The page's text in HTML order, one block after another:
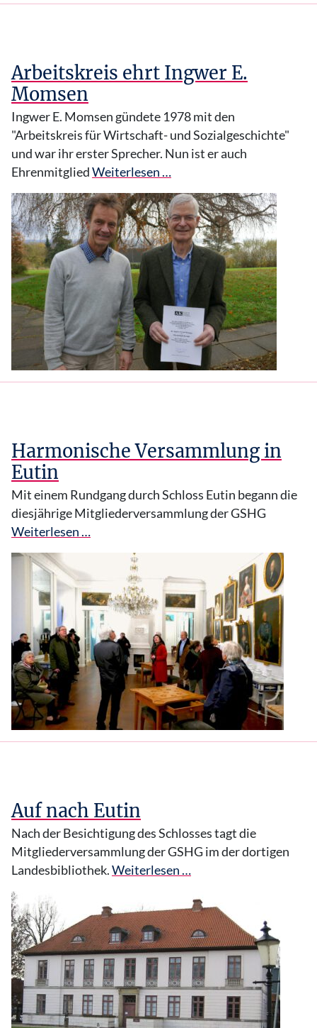
Arbeitskreis ehrt Ingwer E.
Momsen
Ingwer E. Momsen gündete 1978 mit den
"Arbeitskreis für Wirtschaft- und Sozialgeschichte"
und war ihr erster Sprecher. Nun ist er auch
EhrenmitgliedWeiterlesen …
Harmonische Versammlung in
Eutin
Mit einem Rundgang durch Schloss Eutin begann die
diesjährige Mitgliederversammlung der GSHG
Weiterlesen …
Auf nach Eutin
Nach der Besichtigung des Schlosses tagt die
Mitgliederversammlung der GSHG im der dortigen
Landesbibliothek.Weiterlesen …